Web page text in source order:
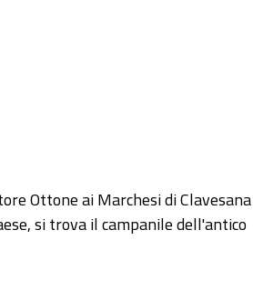
Ottone ai Marchesi di Clavesana
si trova il campanile dell'antico